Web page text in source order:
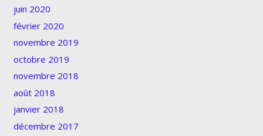
juin 2020
février 2020
novembre 2019
octobre 2019
novembre 2018
août 2018
janvier 2018
décembre 2017